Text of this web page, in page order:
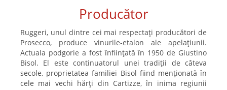
Producător
Ruggeri, unul dintre cei mai respectați producători de
Prosecco, produce vinurile-etalon ale apelațiunii.
Actuala podgorie a fost înființată în 1950 de Giustino
Bisol. El este continuatorul unei tradiții de câteva
secole, proprietatea familiei Bisol fiind menționată în
cele mai vechi hărți din Cartizze, în inima regiunii